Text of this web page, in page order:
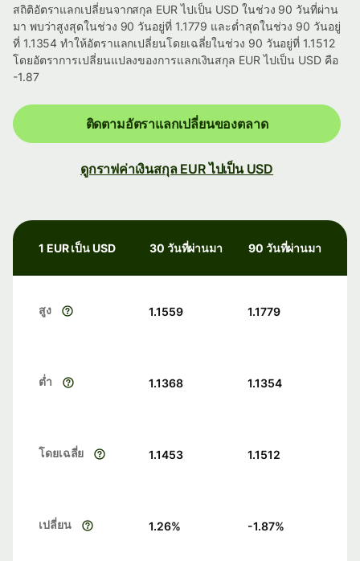
สถิติอัตราแลกเปลี่ยนจากสกุล EUR ไปเป็น USD ในช่วง 90 วันที่ผ่าน
มา พบว่าสูงสุดในช่วง 90 วันอยู่ที่ 1.1779 และต่ำสุดในช่วง 90 วันอยู่
ที่ 1.1354 ทำให้อัตราแลกเปลี่ยนโดยเฉลี่ยในช่วง 90 วันอยู่ที่ 1.1512
โดยอัตราการเปลี่ยนแปลงของการแลกเงินสกุล EUR ไปเป็น USD คือ
-1.87
ติดตามอัตราแลกเปลี่ยนของตลาด
ดูกราฟค่าเงินสกุล EUR ไปเป็น USD
1 EUR เป็น USD 30 วันที่ผ่านมา 90 วันที่ผ่านมา
สูง 1.1559 1.1779
ต่ำ 1.1368 1.1354
โดยเฉลี่ย 1.1453 1.1512
เปลี่ยน 1.26% -1.87%